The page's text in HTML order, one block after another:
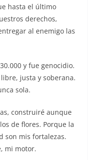
hasta el último
derechos,
al enemigo las
y fue genocidio.
justa y soberana.
sola.
construiré aunque
de flores. Porque la
son mis fortalezas.
mi motor.